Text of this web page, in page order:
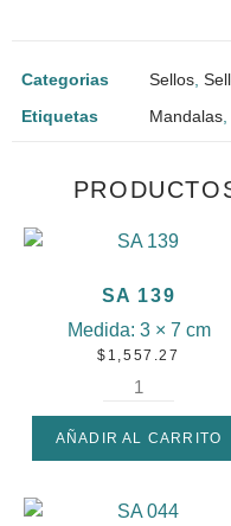
Categorias Sellos
Etiquetas
Mandalas
SA 139
Medida: 3 × 7 cm
$ 1,557.27
AÑADIR AL CARRITO